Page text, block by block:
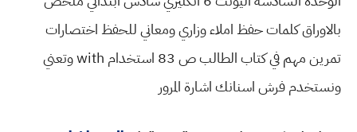
بالاوراق كلمات حفظ املاء وزاري ومعاني للحفظ اختصارات
تمرين مهم في كتاب الطالب ص 83 استخدام with وتعني
ونستخدم فرش اسنانك اشارة المرور